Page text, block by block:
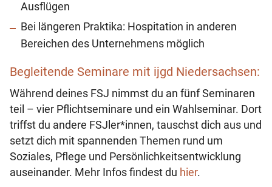
Ausflügen
Bei längeren Praktika: Hospitation in anderen
Bereichen des Unternehmens möglich
Begleitende Seminare mit ijgd Niedersachsen:
Während deines FSJ nimmst du an fünf Seminaren
teil – vier Pflichtseminare und ein Wahlseminar. Dort
triffst du andere FSJler*innen, tauschst dich aus und
setzt dich mit spannenden Themen rund um
Soziales, Pflege und Persönlichkeitsentwicklung
auseinander. Mehr Infos findest du hier.